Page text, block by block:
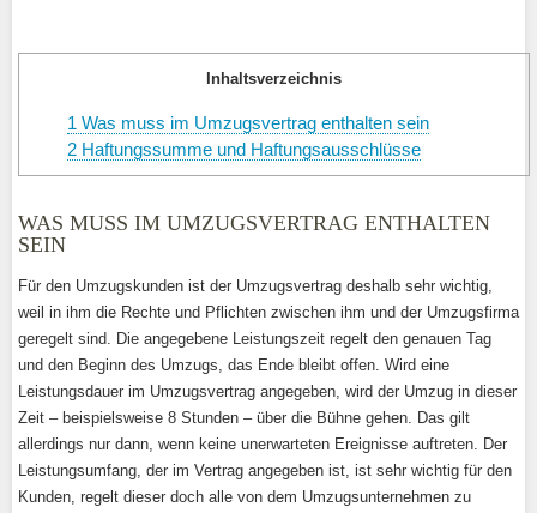
Inhaltsverzeichnis
1 Was muss im Umzugsvertrag enthalten sein
2 Haftungssumme und Haftungsausschlüsse
WAS MUSS IM UMZUGSVERTRAG ENTHALTEN
SEIN
Für den Umzugskunden ist der Umzugsvertrag deshalb sehr wichtig,
weil in ihm die Rechte und Pflichten zwischen ihm und der Umzugsfirma
geregelt sind. Die angegebene Leistungszeit regelt den genauen Tag
und den Beginn des Umzugs, das Ende bleibt offen. Wird eine
Leistungsdauer im Umzugsvertrag angegeben, wird der Umzug in dieser
Zeit – beispielsweise 8 Stunden – über die Bühne gehen. Das gilt
allerdings nur dann, wenn keine unerwarteten Ereignisse auftreten. Der
Leistungsumfang, der im Vertrag angegeben ist, ist sehr wichtig für den
Kunden, regelt dieser doch alle von dem Umzugsunternehmen zu